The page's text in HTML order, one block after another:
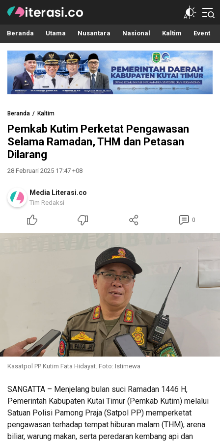
Literasi.co
Pilar Informasi
Beranda Utama Nusantara Nasional Kaltim Event
Beranda Kaltim
Pemkab Kutim Perketat Pengawasan
Selama Ramadan, THM dan Petasan
Dilarang
28 Februari 2025 17:47 +08
Media Literasi.co
Tim Redaksi
0
Kasatpol PP Kutim Fata Hidayat. Foto: Istimewa
SANGATTA – Menjelang bulan suci Ramadan 1446 H,
Pemerintah Kabupaten Kutai Timur (Pemkab Kutim) melalui
Satuan Polisi Pamong Praja (Satpol PP) memperketat
pengawasan terhadap tempat hiburan malam (THM), arena
biliar, warung makan, serta peredaran kembang api dan